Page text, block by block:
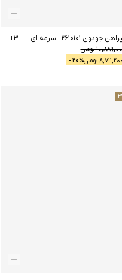
جودون 2610101 - سرمه ای
تومان
تومان 20% -
+3